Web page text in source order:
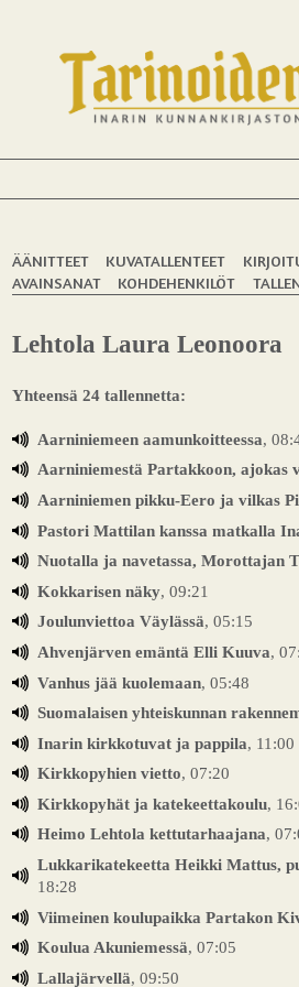
ÄÄNITTEET KUVATALLENTEET
AVAINSANAT
KOHDEHENKILÖT
Lehtola Laura Leonoora
Yhteensä 24 tallennetta:
Aarniniemeen aamunkoitteessa,
Aarniniemestä Partakkoon, ajokas
Aarniniemen pikku-Eero ja vilkas
Pastori Mattilan kanssa matkalla
Nuotalla ja navetassa, Morottajan
Kokkarisen näky, 09:21
Joulunviettoa Väylässä, 05:15
Ahvenjärven emäntä Elli Kuuva,
Vanhus jää kuolemaan, 05:48
Suomalaisen yhteiskunnan
Inarin kirkkotuvat ja pappila, 11:00
Kirkkopyhien vietto, 07:20
Kirkkopyhät ja katekeettakoulu,
Heimo Lehtola kettutarhaajana,
Lukkarikatekeetta Heikki Mattus,
18:28
Viimeinen koulupaikka Partakon
Koulua Akuniemessä, 07:05
Lallajärvellä, 09:50